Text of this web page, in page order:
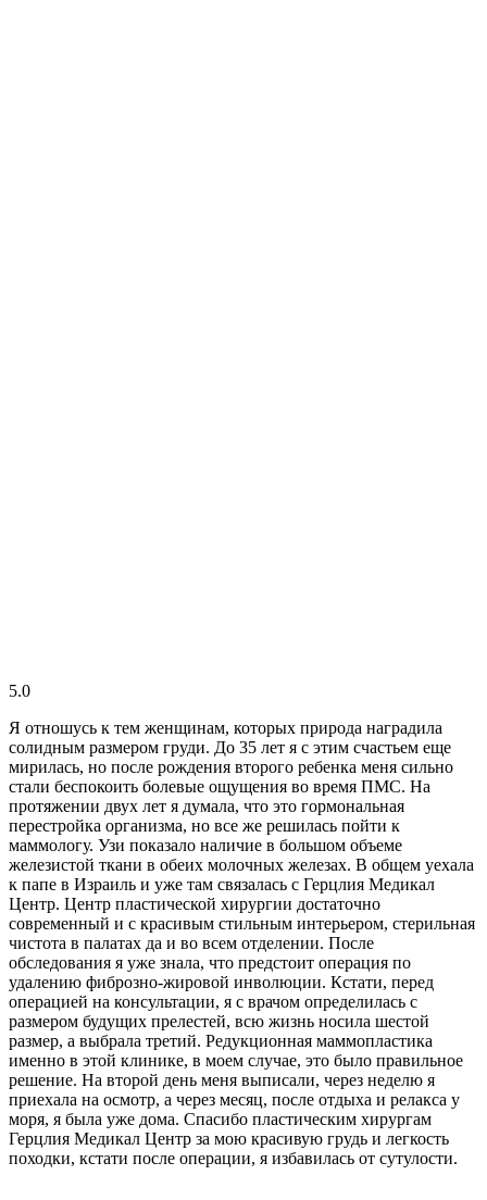
5.0
Я отношусь к тем женщинам, которых природа наградила
солидным размером груди. До 35 лет я с этим счастьем еще
мирилась, но после рождения второго ребенка меня сильно
стали беспокоить болевые ощущения во время ПМС. На
протяжении двух лет я думала, что это гормональная
перестройка организма, но все же решилась пойти к
маммологу. Узи показало наличие в большом объеме
железистой ткани в обеих молочных железах. В общем уехала
к папе в Израиль и уже там связалась с Герцлия Медикал
Центр. Центр пластической хирургии достаточно
современный и с красивым стильным интерьером, стерильная
чистота в палатах да и во всем отделении. После
обследования я уже знала, что предстоит операция по
удалению фиброзно-жировой инволюции. Кстати, перед
операцией на консультации, я с врачом определилась с
размером будущих прелестей, всю жизнь носила шестой
размер, а выбрала третий. Редукционная маммопластика
именно в этой клинике, в моем случае, это было правильное
решение. На второй день меня выписали, через неделю я
приехала на осмотр, а через месяц, после отдыха и релакса у
моря, я была уже дома. Спасибо пластическим хирургам
Герцлия Медикал Центр за мою красивую грудь и легкость
походки, кстати после операции, я избавилась от сутулости.